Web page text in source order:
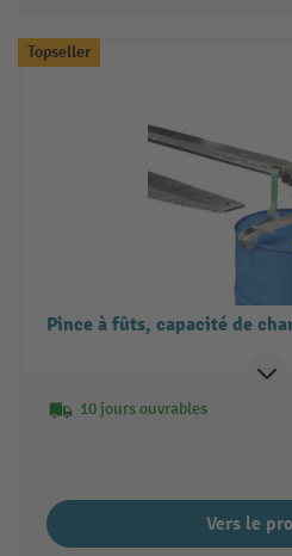
Topseller
Pince à fûts, capacité de
10 jours ouvrables
Vers le